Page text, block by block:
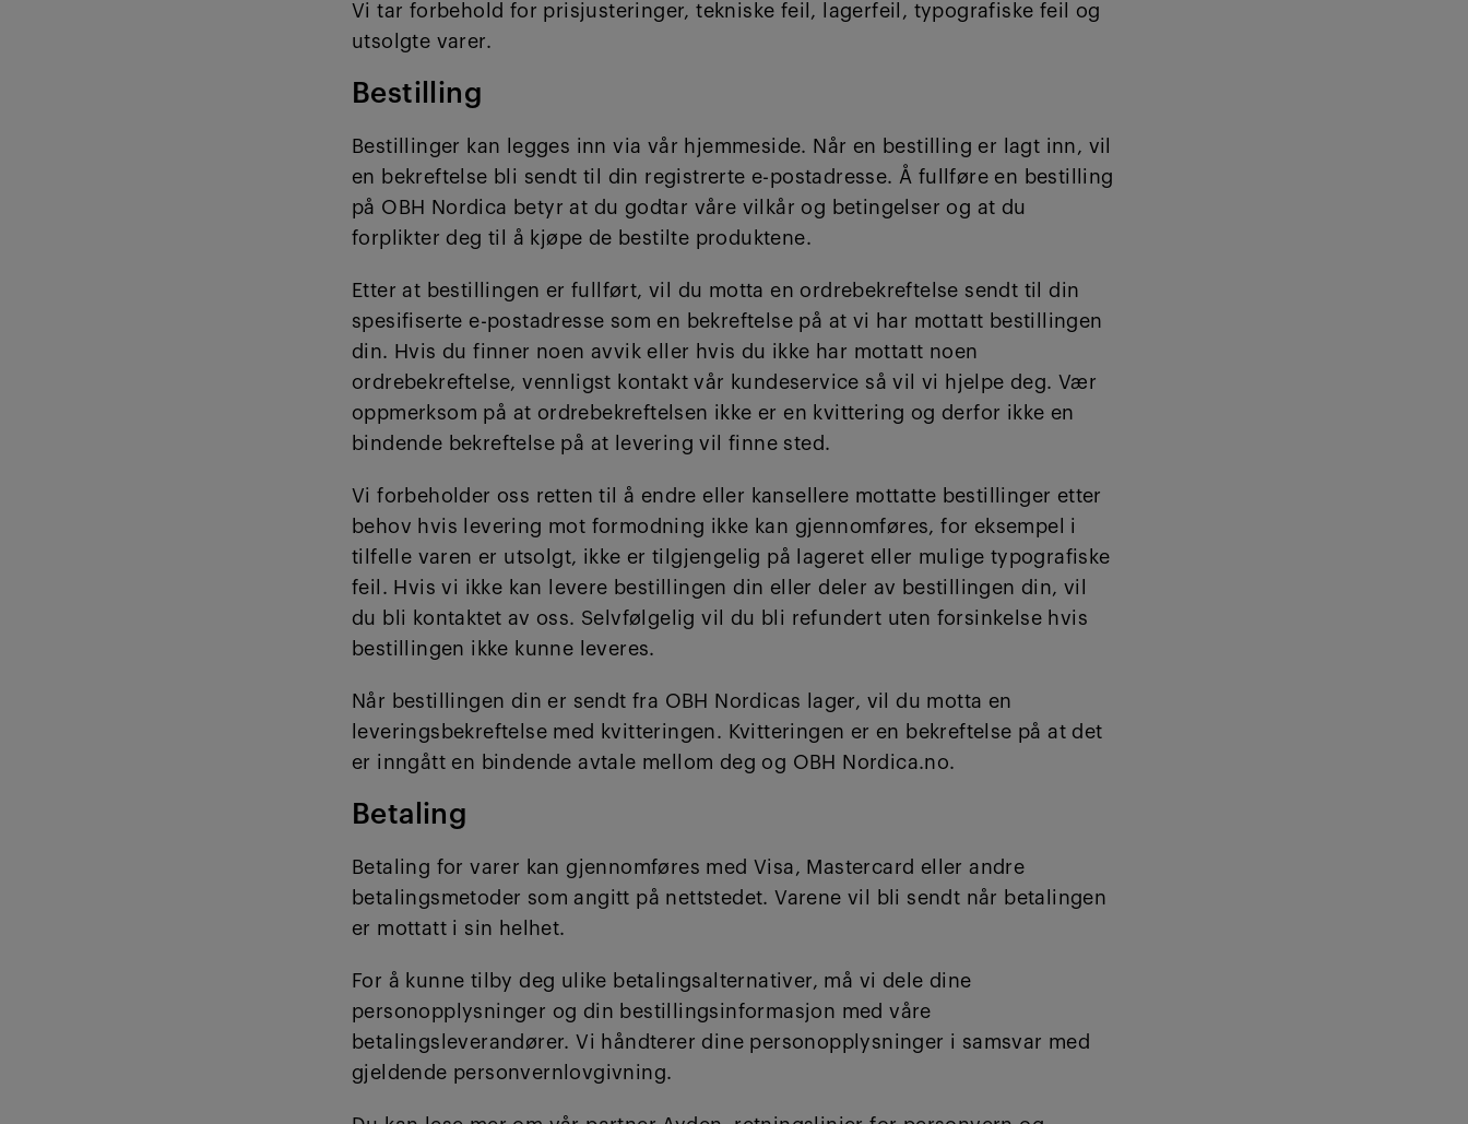
Vi tar forbehold for prisjusteringer, tekniske feil, lagerfeil, typografiske feil og
utsolgte varer.
Bestilling
Bestillinger kan legges inn via vår hjemmeside. Når en bestilling er lagt inn, vil
en bekreftelse bli sendt til din registrerte e-postadresse. Å fullføre en bestilling
på OBH Nordica betyr at du godtar våre vilkår og betingelser og at du
forplikter deg til å kjøpe de bestilte produktene.
Etter at bestillingen er fullført, vil du motta en ordrebekreftelse sendt til din
spesifiserte e-postadresse som en bekreftelse på at vi har mottatt bestillingen
din. Hvis du finner noen avvik eller hvis du ikke har mottatt noen
ordrebekreftelse, vennligst kontakt vår kundeservice så vil vi hjelpe deg. Vær
oppmerksom på at ordrebekreftelsen ikke er en kvittering og derfor ikke en
bindende bekreftelse på at levering vil finne sted.
Vi forbeholder oss retten til å endre eller kansellere mottatte bestillinger etter
behov hvis levering mot formodning ikke kan gjennomføres, for eksempel i
tilfelle varen er utsolgt, ikke er tilgjengelig på lageret eller mulige typografiske
feil. Hvis vi ikke kan levere bestillingen din eller deler av bestillingen din, vil
du bli kontaktet av oss. Selvfølgelig vil du bli refundert uten forsinkelse hvis
bestillingen ikke kunne leveres.
Når bestillingen din er sendt fra OBH Nordicas lager, vil du motta en
leveringsbekreftelse med kvitteringen. Kvitteringen er en bekreftelse på at det
er inngått en bindende avtale mellom deg og OBH Nordica.no.
Betaling
Betaling for varer kan gjennomføres med Visa, Mastercard eller andre
betalingsmetoder som angitt på nettstedet. Varene vil bli sendt når betalingen
er mottatt i sin helhet.
For å kunne tilby deg ulike betalingsalternativer, må vi dele dine
personopplysninger og din bestillingsinformasjon med våre
betalingsleverandører. Vi håndterer dine personopplysninger i samsvar med
gjeldende personvernlovgivning.